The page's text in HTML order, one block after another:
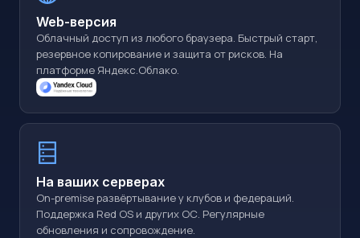
Web-версия
Облачный доступ из любого браузера. Быстрый старт,
резервное копирование и защита от рисков. На
платформе Яндекс.Облако.
На ваших серверах
On-premise развёртывание у клубов и федераций.
Поддержка Red OS и других ОС. Регулярные
обновления и сопровождение.